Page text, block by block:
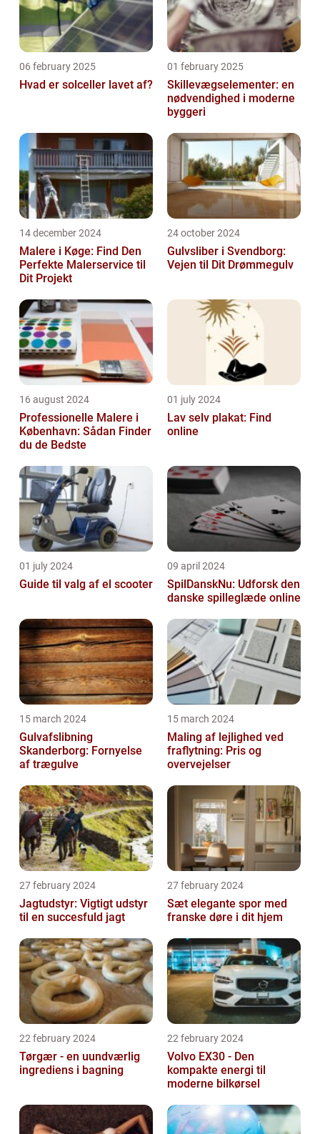
06 february 2025
Hvad er solceller lavet af?
01 february 2025
Skillevægselementer: en
nødvendighed i moderne
byggeri
14 december 2024
Malere i Køge: Find Den
Perfekte Malerservice til
Dit Projekt
24 october 2024
Gulvsliber i Svendborg:
Vejen til Dit Drømmegulv
16 august 2024
Professionelle Malere i
København: Sådan Finder
du de Bedste
01 july 2024
Lav selv plakat: Find
online
01 july 2024
Guide til valg af el scooter
09 april 2024
SpilDanskNu: Udforsk den
danske spilleglæde online
15 march 2024
Gulvafslibning
Skanderborg: Fornyelse
af trægulve
15 march 2024
Maling af lejlighed ved
fraflytning: Pris og
overvejelser
27 february 2024
Jagtudstyr: Vigtigt udstyr
til en succesfuld jagt
27 february 2024
Sæt elegante spor med
franske døre i dit hjem
22 february 2024
Tørgær - en uundværlig
ingrediens i bagning
22 february 2024
Volvo EX30 - Den
kompakte energi til
moderne bilkørsel